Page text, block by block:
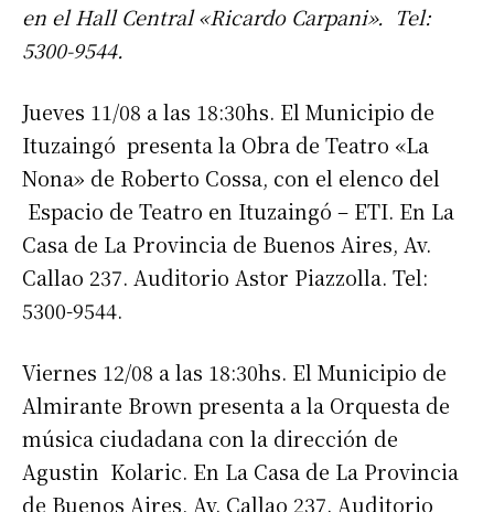
en el Hall Central «Ricardo Carpani». Tel:
5300-9544.
Jueves 11/08 a las 18:30hs. El Municipio de
Ituzaingó presenta la Obra de Teatro «La
Nona» de Roberto Cossa, con el elenco del
Espacio de Teatro en Ituzaingó – ETI. En La
Casa de La Provincia de Buenos Aires, Av.
Callao 237. Auditorio Astor Piazzolla. Tel:
5300-9544.
Viernes 12/08 a las 18:30hs. El Municipio de
Almirante Brown presenta a la Orquesta de
música ciudadana con la dirección de
Agustin Kolaric. En La Casa de La Provincia
de Buenos Aires, Av. Callao 237. Auditorio